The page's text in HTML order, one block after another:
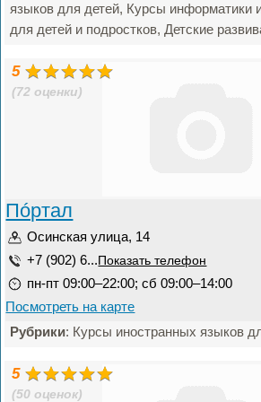
языков для детей, Курсы информатики
для детей и подростков, Детские
5
(72 оценки)
Пóртал
Осинская улица, 14
+7 (902) 6... Показать телефон
пн-пт 09:00–22:00; сб 09:00–14:00
Посмотреть на карте
Рубрики: Курсы иностранных языков
5
(50 оценок)